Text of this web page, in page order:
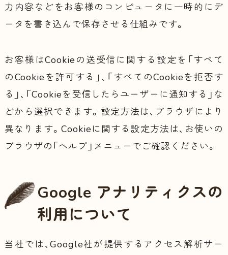
力内容などをお客様のコンピュータに一時的にデ
ータを書き込んで保存させる仕組みです。
お客様はCookieの送受信に関する設定を「すべて
のCookieを許可する」、「すべてのCookieを拒否す
る」、「Cookieを受信したらユーザーに通知する」な
どから選択できます。設定方法は、ブラウザにより
異なります。Cookieに関する設定方法は、お使いの
ブラウザの「ヘルプ」メニューでご確認ください。
Google アナリティクスの
利用について
当社では、Google社が提供するアクセス解析サー